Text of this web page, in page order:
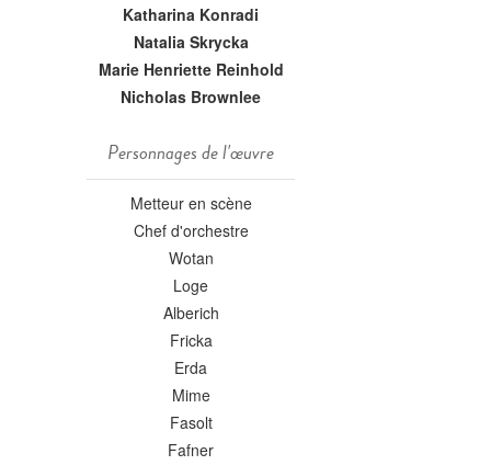
Katharina Konradi
Natalia Skrycka
Marie Henriette Reinhold
Nicholas Brownlee
Personnages de l'œuvre
Metteur en scène
Chef d'orchestre
Wotan
Loge
Alberich
Fricka
Erda
Mime
Fasolt
Fafner